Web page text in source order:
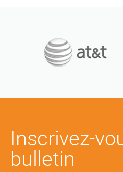
Inscrivez-
bulletin